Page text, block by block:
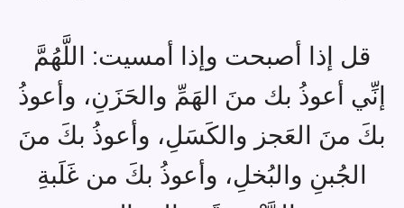
قل إذا أصبحت وإذا أمسيت: اللَّهُمَّ
إنِّي أعوذُ بك منَ الهَمِّ والحَزَنِ، وأعوذُ
بكَ منَ العَجز والكَسَلِ، وأعوذُ بكَ منَ
الجُبنِ والبُخلِ، وأعوذُ بكَ من غَلَبةِ